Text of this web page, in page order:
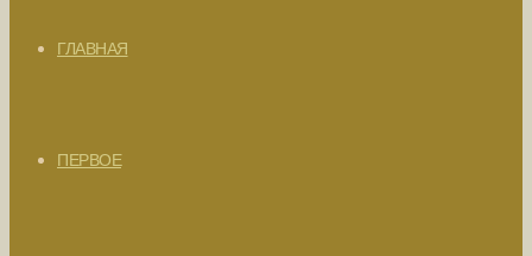
ГЛАВНАЯ
ПЕРВОЕ